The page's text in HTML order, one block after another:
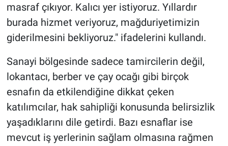
masraf çıkıyor. Kalıcı yer istiyoruz. Yıllardır
burada hizmet veriyoruz, mağduriyetimizin
giderilmesini bekliyoruz." ifadelerini kullandı.
Sanayi bölgesinde sadece tamircilerin değil,
lokantacı, berber ve çay ocağı gibi birçok
esnafın da etkilendiğine dikkat çeken
katılımcılar, hak sahipliği konusunda belirsizlik
yaşadıklarını dile getirdi. Bazı esnaflar ise
mevcut iş yerlerinin sağlam olmasına rağmen